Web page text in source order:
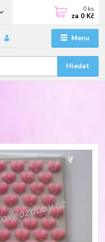
Menu
Hledat
0 ks
za 0 Kč